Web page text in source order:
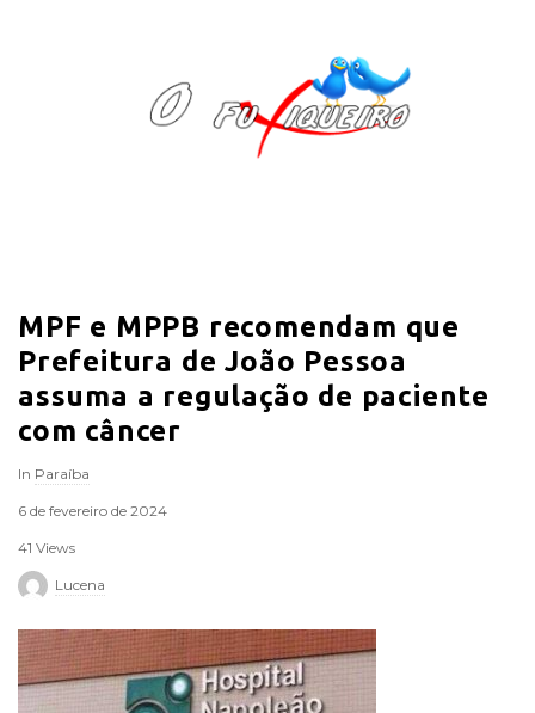
F
q
u
e
i
o
MPF e MPPB recomendam que
Prefeitura de João Pessoa
assuma a regulação de paciente
com câncer
In Paraíba
6 de fevereiro de 2024
41 Views
Lucena